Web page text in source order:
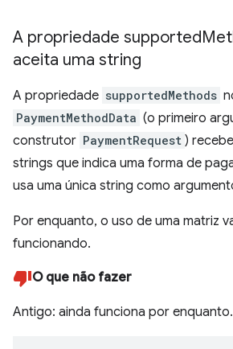
A propriedade supported
aceita uma string
A propriedade supportedMethods
PaymentMethodData (o primeiro
construtor PaymentRequest )
strings que indica uma forma de
usa uma única string como
Por enquanto, o uso de uma matriz
funcionando.
O que não fazer
Antigo: ainda funciona por enquanto.